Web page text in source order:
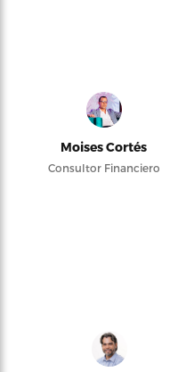
Moises Cortés
Consultor Financiero